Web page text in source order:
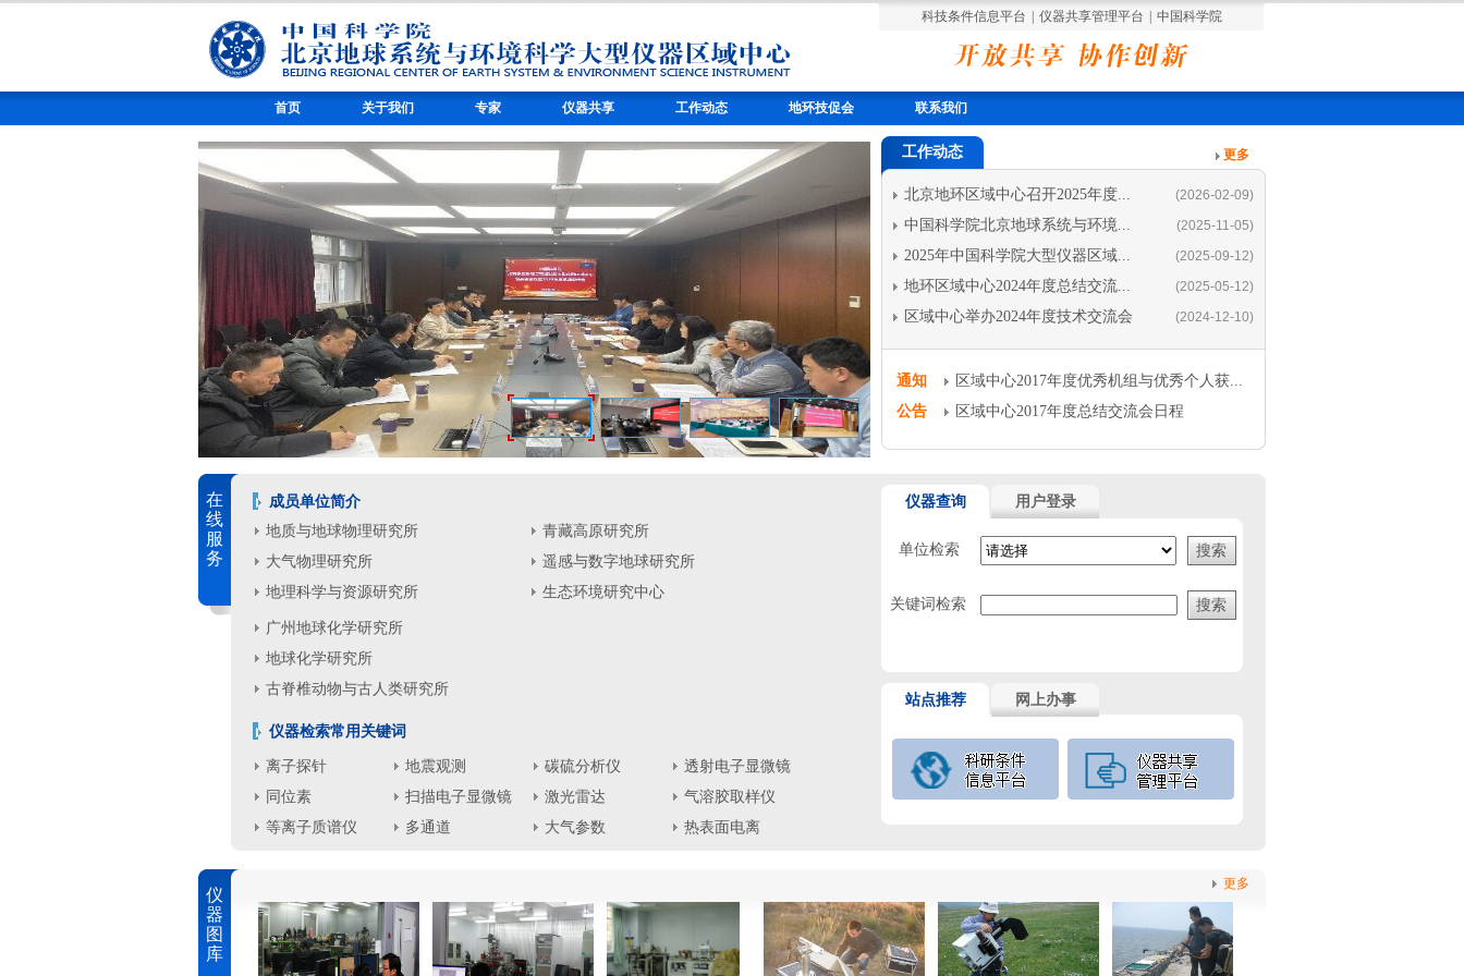
科技条件信息平台 仪器共享管理平台 中国科学院
首页 关于我们 专家 仪器共享 工作动态 地环技促会 联系我们
工作动态 更多
北京地环区域中心召开2025年度... (2026-02-09)
中国科学院北京地球系统与环境... (2025-11-05)
2025年中国科学院大型仪器区域... (2025-09-12)
地环区域中心2024年度总结交流... (2025-05-12)
区域中心举办2024年度技术交流会 (2024-12-10)
通知
公告
区域中心2017年度优秀机组与优秀个人获...
区域中心2017年度总结交流会日程
在
线
服
务
成员单位简介
地质与地球物理研究所
大气物理研究所
地理科学与资源研究所
青藏高原研究所
遥感与数字地球研究所
生态环境研究中心
广州地球化学研究所
地球化学研究所
古脊椎动物与古人类研究所
仪器检索常用关键词
离子探针
同位素
等离子质谱仪
地震观测
扫描电子显微镜
多通道
碳硫分析仪
激光雷达
大气参数
透射电子显微镜
气溶胶取样仪
热表面电离
仪器查询 用户登录
单位检索
关键词检索
站点推荐 网上办事
仪
器
图
库
更多